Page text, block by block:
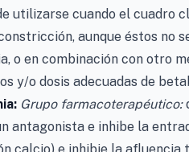
utilizarse cuando el cuadro
aunque éstos no
o en combinación con otro
y/o dosis adecuadas de
Grupo farmacoterapéutico:
antagonista e inhibe la